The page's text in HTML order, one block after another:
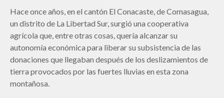
Hace once años, en el cantón El Conacaste, de Comasagua,
un distrito de La Libertad Sur, surgió una cooperativa
agrícola que, entre otras cosas, quería alcanzar su
autonomía económica para liberar su subsistencia de las
donaciones que llegaban después de los deslizamientos de
tierra provocados por las fuertes lluvias en esta zona
montañosa.